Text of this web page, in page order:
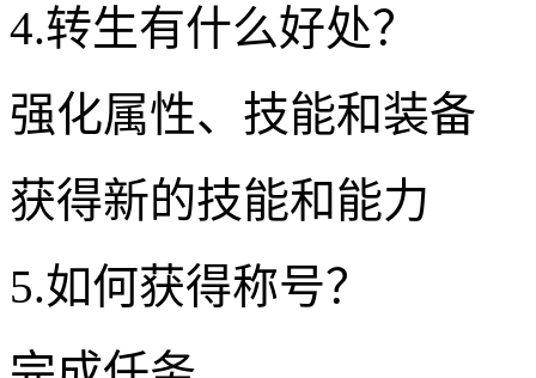
4.转生有什么好处？
强化属性、技能和装备
获得新的技能和能力
5.如何获得称号？